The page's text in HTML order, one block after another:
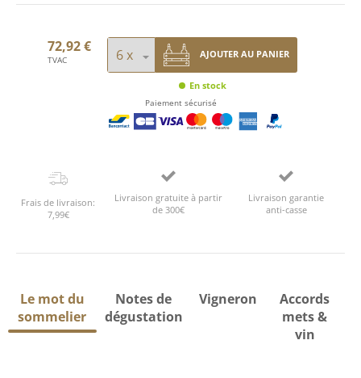
72,92 €
TVAC
AJOUTER AU PANIER
En stock
Paiement sécurisé
Frais de livraison:
7,99€
Livraison gratuite à partir
de 300€
Livraison garantie
anti-casse
Le mot du
sommelier
Notes de
dégustation
Vigneron
Accords
mets &
vin